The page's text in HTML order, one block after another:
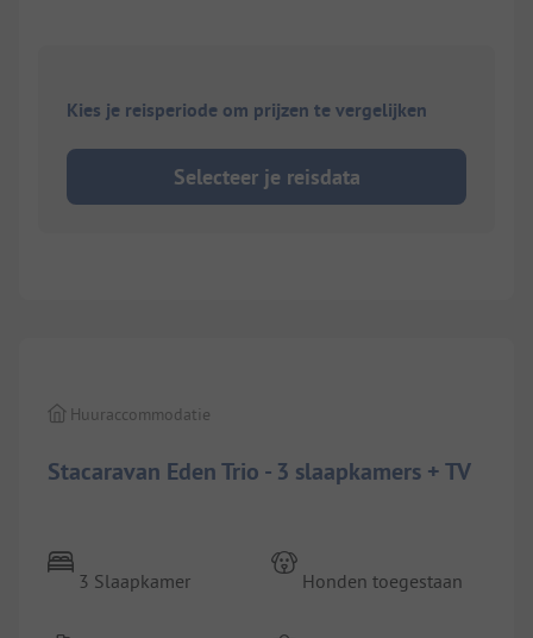
Kies je reisperiode om prijzen te vergelijken
Selecteer je reisdata
Stacaravan Eden Trio - 3 slaapkamers + TV
Huuraccommodatie
3 Slaapkamer Honden toegestaan